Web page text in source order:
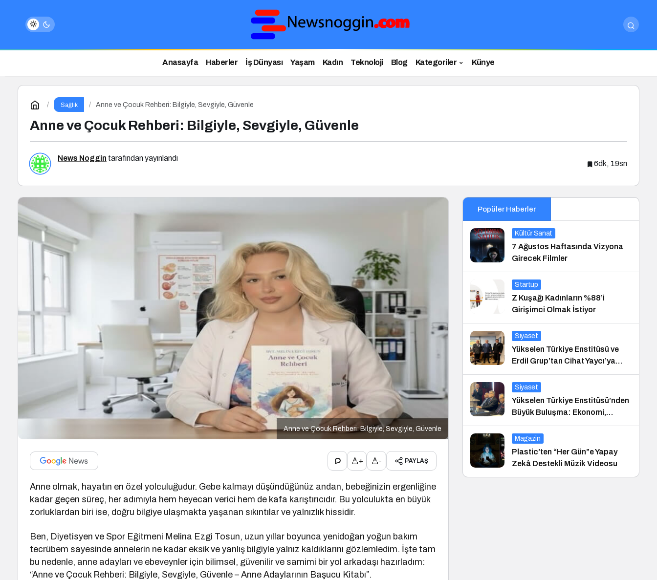
Anasayfa Haberler İş Dünyası Yaşam Kadın Teknoloji Blog Kategoriler Künye
Sağlık Anne ve Çocuk Rehberi: Bilgiyle, Sevgiyle, Güvenle
Anne ve Çocuk Rehberi: Bilgiyle, Sevgiyle, Güvenle
News Noggin tarafından yayınlandı
6dk, 19sn
Anne ve Çocuk Rehberi: Bilgiyle, Sevgiyle, Güvenle
+ - PAYLAŞ
Anne olmak, hayatın en özel yolculuğudur. Gebe kalmayı düşündüğünüz andan, bebeğinizin ergenliğine
kadar geçen süreç, her adımıyla hem heyecan verici hem de kafa karıştırıcıdır. Bu yolculukta en büyük
zorluklardan biri ise, doğru bilgiye ulaşmakta yaşanan sıkıntılar ve yalnızlık hissidir.
Ben, Diyetisyen ve Spor Eğitmeni Melina Ezgi Tosun, uzun yıllar boyunca yenidoğan yoğun bakım
tecrübem sayesinde annelerin ne kadar eksik ve yanlış bilgiyle yalnız kaldıklarını gözlemledim. İşte tam
bu nedenle, anne adayları ve ebeveynler için bilimsel, güvenilir ve samimi bir yol arkadaşı hazırladım:
“Anne ve Çocuk Rehberi: Bilgiyle, Sevgiyle, Güvenle – Anne Adaylarının Başucu Kitabı”.
Popüler Haberler
Kültür Sanat
7 Ağustos Haftasında Vizyona
Girecek Filmler
Startup
Z Kuşağı Kadınların %88’i
Girişimci Olmak İstiyor
Siyaset
Yükselen Türkiye Enstitüsü ve
Erdil Grup’tan Cihat Yaycı’ya
Anlamlı Ziyaret
Siyaset
Yükselen Türkiye Enstitüsü’nden
Büyük Buluşma: Ekonomi,
Güvenlik Politikaları ve Hukuk
Konferansı
Magazin
Plastic’ten “Her Gün”e Yapay
Zekâ Destekli Müzik Videosu